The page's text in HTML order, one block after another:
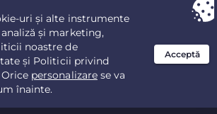
ofertăpentru 2.1666666666667ani la $